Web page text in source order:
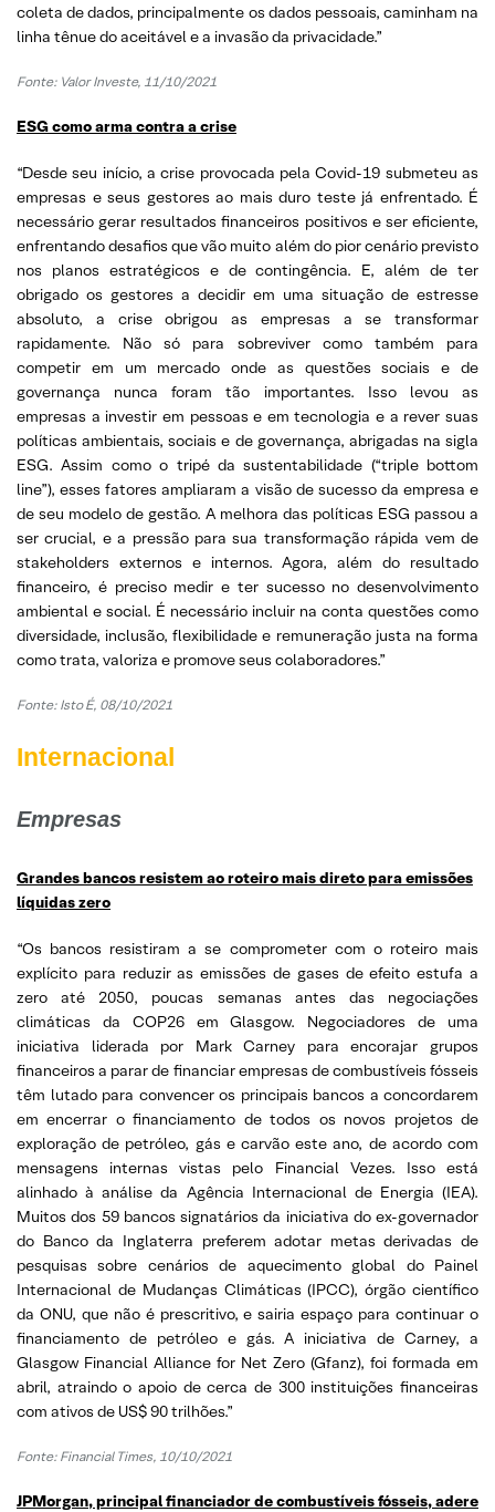
coleta de dados, principalmente os dados pessoais, caminham na
linha tênue do aceitável e a invasão da privacidade.”
Fonte: Valor Investe, 11/10/2021
ESG como arma contra a crise
“Desde seu início, a crise provocada pela Covid-19 submeteu as
empresas e seus gestores ao mais duro teste já enfrentado. É
necessário gerar resultados financeiros positivos e ser eficiente,
enfrentando desafios que vão muito além do pior cenário previsto
nos planos estratégicos e de contingência. E, além de ter
obrigado os gestores a decidir em uma situação de estresse
absoluto, a crise obrigou as empresas a se transformar
rapidamente. Não só para sobreviver como também para
competir em um mercado onde as questões sociais e de
governança nunca foram tão importantes. Isso levou as
empresas a investir em pessoas e em tecnologia e a rever suas
políticas ambientais, sociais e de governança, abrigadas na sigla
ESG. Assim como o tripé da sustentabilidade (“triple bottom
line”), esses fatores ampliaram a visão de sucesso da empresa e
de seu modelo de gestão. A melhora das políticas ESG passou a
ser crucial, e a pressão para sua transformação rápida vem de
stakeholders externos e internos. Agora, além do resultado
financeiro, é preciso medir e ter sucesso no desenvolvimento
ambiental e social. É necessário incluir na conta questões como
diversidade, inclusão, flexibilidade e remuneração justa na forma
como trata, valoriza e promove seus colaboradores.”
Fonte: Isto É, 08/10/2021
Internacional
Empresas
Grandes bancos resistem ao roteiro mais direto para emissões
líquidas zero
“Os bancos resistiram a se comprometer com o roteiro mais
explícito para reduzir as emissões de gases de efeito estufa a
zero até 2050, poucas semanas antes das negociações
climáticas da COP26 em Glasgow. Negociadores de uma
iniciativa liderada por Mark Carney para encorajar grupos
financeiros a parar de financiar empresas de combustíveis fósseis
têm lutado para convencer os principais bancos a concordarem
em encerrar o financiamento de todos os novos projetos de
exploração de petróleo, gás e carvão este ano, de acordo com
mensagens internas vistas pelo Financial Vezes. Isso está
alinhado à análise da Agência Internacional de Energia (IEA).
Muitos dos 59 bancos signatários da iniciativa do ex-governador
do Banco da Inglaterra preferem adotar metas derivadas de
pesquisas sobre cenários de aquecimento global do Painel
Internacional de Mudanças Climáticas (IPCC), órgão científico
da ONU, que não é prescritivo, e sairia espaço para continuar o
financiamento de petróleo e gás. A iniciativa de Carney, a
Glasgow Financial Alliance for Net Zero (Gfanz), foi formada em
abril, atraindo o apoio de cerca de 300 instituições financeiras
com ativos de US$ 90 trilhões.”
Fonte: Financial Times, 10/10/2021
JPMorgan, principal financiador de combustíveis fósseis, adere